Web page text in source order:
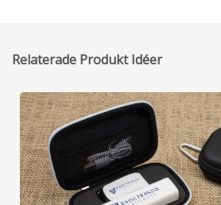
Relaterade Produkt Idéer